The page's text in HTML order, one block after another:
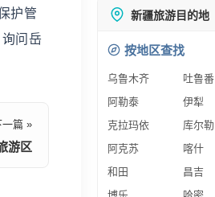
护管
问岳
一篇 »
游区
新疆旅游目的地
按地区查找
乌鲁木齐
吐鲁番
阿勒泰
伊犁
克拉玛依
库尔勒
阿克苏
喀什
和田
昌吉